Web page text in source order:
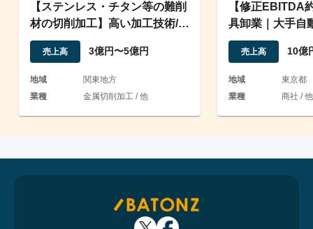
【ステンレス・チタン等の難削
材の切削加工】高い加工技術/熟
練技術者多数/業歴長い
売上高 3億円〜5億円
地域
関東地方
業種
金属切削加工 / 他
【修正EBITDA
具卸業｜大手自
の強固な取引基
売上高 10億
地域
東京都
業種
商社 / 他